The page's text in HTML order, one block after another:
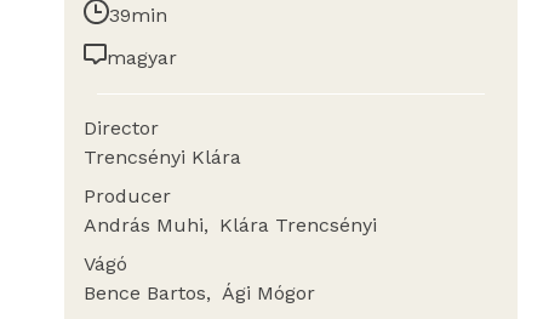
39min
magyar
Director
Trencsényi Klára
Producer
András Muhi
Klára Trencsényi
Vágó
Bence Bartos
Ági Mógor